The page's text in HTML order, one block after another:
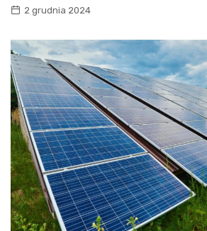
2 grudnia 2024